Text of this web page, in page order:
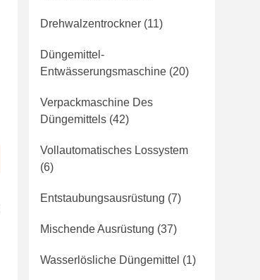
Drehwalzentrockner (11)
Düngemittel-
Entwässerungsmaschine (20)
Verpackmaschine Des
Düngemittels (42)
Vollautomatisches Lossystem
(6)
Entstaubungsausrüstung (7)
Mischende Ausrüstung (37)
Wasserlösliche Düngemittel (1)